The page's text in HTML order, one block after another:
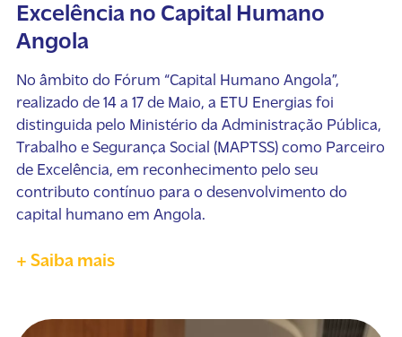
Excelência no Capital Humano
Angola
No âmbito do Fórum “Capital Humano Angola”,
realizado de 14 a 17 de Maio, a ETU Energias foi
distinguida pelo Ministério da Administração Pública,
Trabalho e Segurança Social (MAPTSS) como Parceiro
de Excelência, em reconhecimento pelo seu
contributo contínuo para o desenvolvimento do
capital humano em Angola.
+ Saiba mais